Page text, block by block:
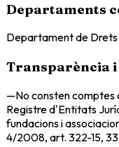
Departaments
Departament de Drets
Transparència i
—No consten comptes
Registre d'Entitats
fundacions i
4/2008, art. 322-15,